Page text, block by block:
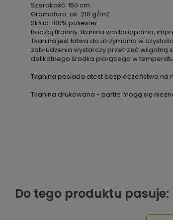
Szerokość: 160 cm
Gramatura: ok. 210 g/m2
Skład: 100% poliester
Rodzaj tkaniny: tkanina wodoodporna,
Tkanina jest łatwa do utrzymania w
zabrudzenia wystarczy przetrzeć wilgotną
delikatnego środka piorącego w
Tkanina posiada atest bezpieczeństwa na
Tkanina drukowana - partie mogą się
Do tego produktu pasuje: